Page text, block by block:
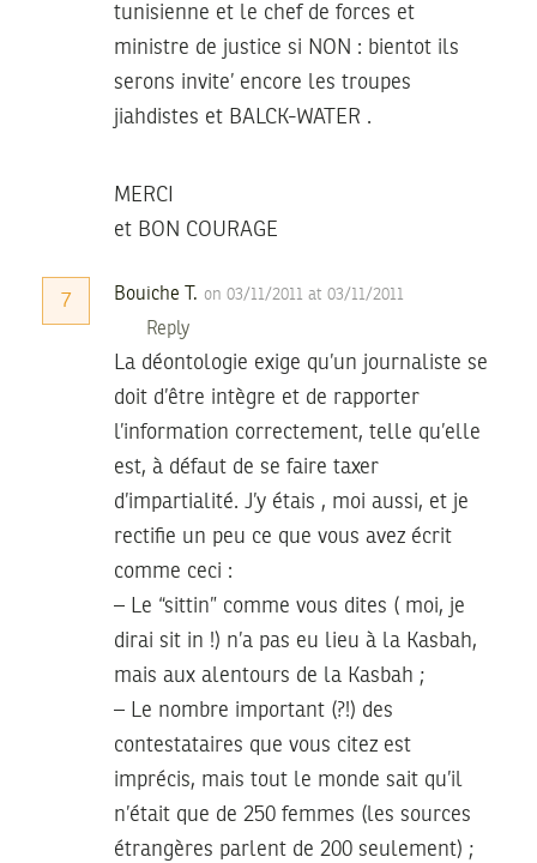
tunisienne et le chef de forces et
ministre de justice si NON : bientot ils
serons invite’ encore les troupes
jiahdistes et BALCK-WATER .
MERCI
et BON COURAGE
7 Bouiche T. on 03/11/2011 at 03/11/2011
Reply
La déontologie exige qu’un journaliste se
doit d’être intègre et de rapporter
l’information correctement, telle qu’elle
est, à défaut de se faire taxer
d’impartialité. J’y étais , moi aussi, et je
rectifie un peu ce que vous avez écrit
comme ceci :
– Le “sittin” comme vous dites ( moi, je
dirai sit in !) n’a pas eu lieu à la Kasbah,
mais aux alentours de la Kasbah ;
– Le nombre important (?!) des
contestataires que vous citez est
imprécis, mais tout le monde sait qu’il
n’était que de 250 femmes (les sources
étrangères parlent de 200 seulement) ;